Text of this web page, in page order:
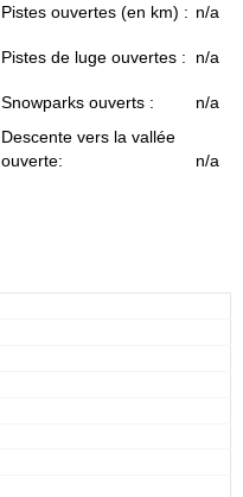
Pistes ouvertes (en km) : n/a
Pistes de luge ouvertes : n/a
Snowparks ouverts :
n/a
Descente vers la vallée
ouverte:
n/a